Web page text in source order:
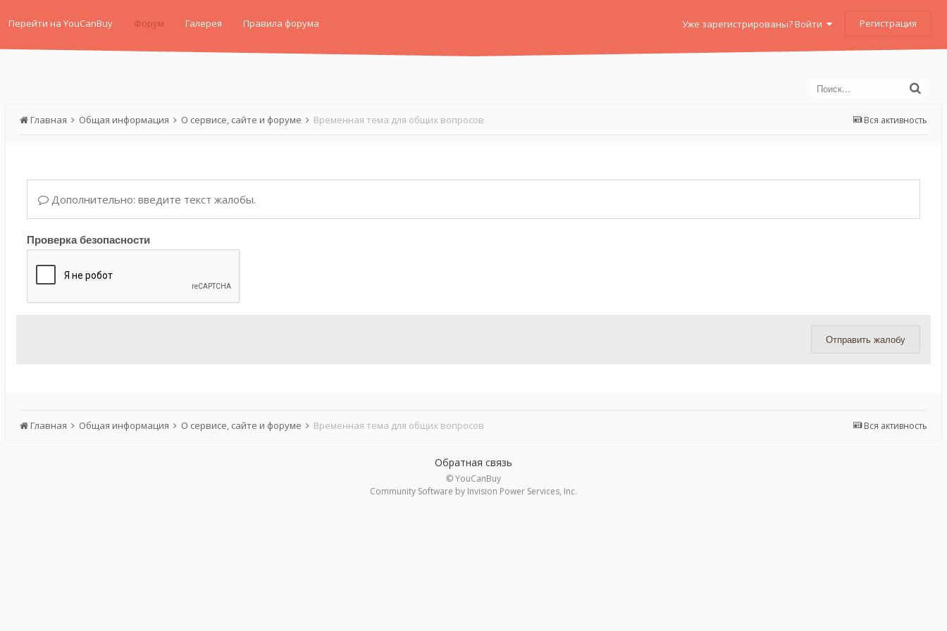
Перейти на YouCanBuy Форум Галерея Правила форума Уже зарегистрированы? Войти Регистрация
Вся активность
Главная Общая информация О сервисе, сайте и форуме Временная тема для общих вопросов
Дополнительно: введите текст жалобы.
Проверка безопасности
Отправить жалобу
Вся активность
Главная Общая информация О сервисе, сайте и форуме Временная тема для общих вопросов
Обратная связь
© YouCanBuy
Community Software by Invision Power Services, Inc.